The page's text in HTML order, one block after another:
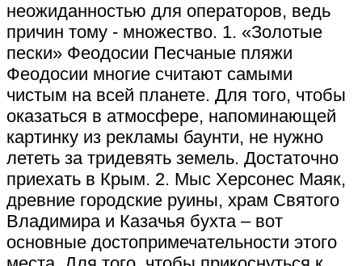
неожиданностью для операторов, ведь
причин тому - множество. 1. «Золотые
пески» Феодосии Песчаные пляжи
Феодосии многие считают самыми
чистым на всей планете. Для того, чтобы
оказаться в атмосфере, напоминающей
картинку из рекламы баунти, не нужно
лететь за тридевять земель. Достаточно
приехать в Крым. 2. Мыс Херсонес Маяк,
древние городские руины, храм Святого
Владимира и Казачья бухта – вот
основные достопримечательности этого